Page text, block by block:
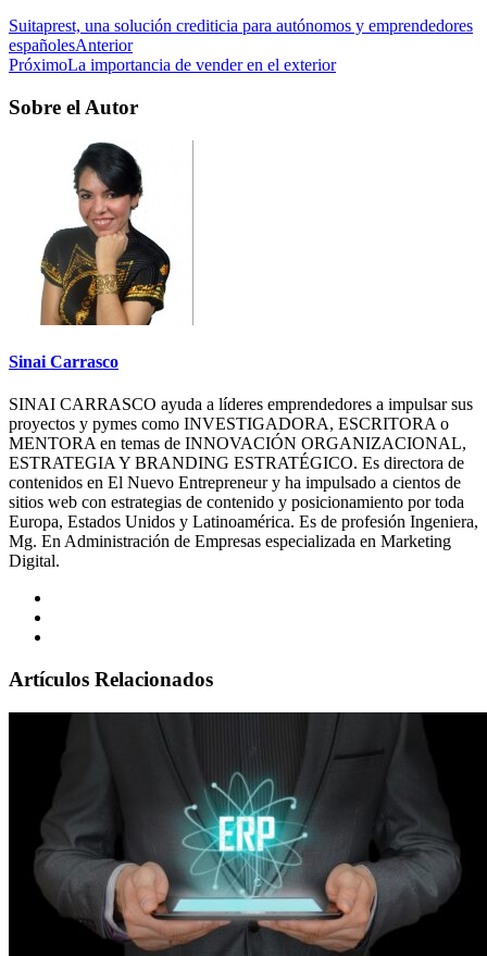
Suitaprest, una solución crediticia para autónomos y emprendedores
españolesAnterior
PróximoLa importancia de vender en el exterior
Sobre el Autor
Sinai Carrasco
SINAI CARRASCO ayuda a líderes emprendedores a impulsar sus
proyectos y pymes como INVESTIGADORA, ESCRITORA o
MENTORA en temas de INNOVACIÓN ORGANIZACIONAL,
ESTRATEGIA Y BRANDING ESTRATÉGICO. Es directora de
contenidos en El Nuevo Entrepreneur y ha impulsado a cientos de
sitios web con estrategias de contenido y posicionamiento por toda
Europa, Estados Unidos y Latinoamérica. Es de profesión Ingeniera,
Mg. En Administración de Empresas especializada en Marketing
Digital.
Artículos Relacionados